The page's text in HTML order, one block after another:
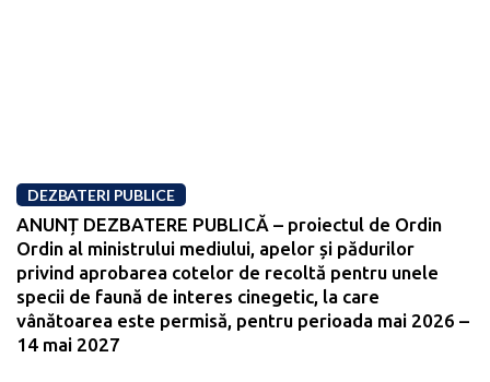
DEZBATERI PUBLICE
ANUNȚ DEZBATERE PUBLICĂ – proiectul de Ordin
Ordin al ministrului mediului, apelor și pădurilor
privind aprobarea cotelor de recoltă pentru unele
specii de faună de interes cinegetic, la care
vânătoarea este permisă, pentru perioada mai 2026 –
14 mai 2027